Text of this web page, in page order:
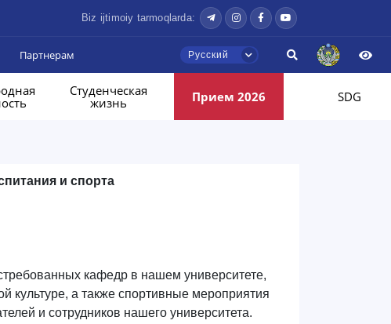
Biz ijtimoiy tarmoqlarda:
Партнерам Русский
Студенческая
жизнь
Прием 2026 SDG
и спорта
кафедр в нашем университете,
культуре, а также спортивные мероприятия
и сотрудников нашего университета.